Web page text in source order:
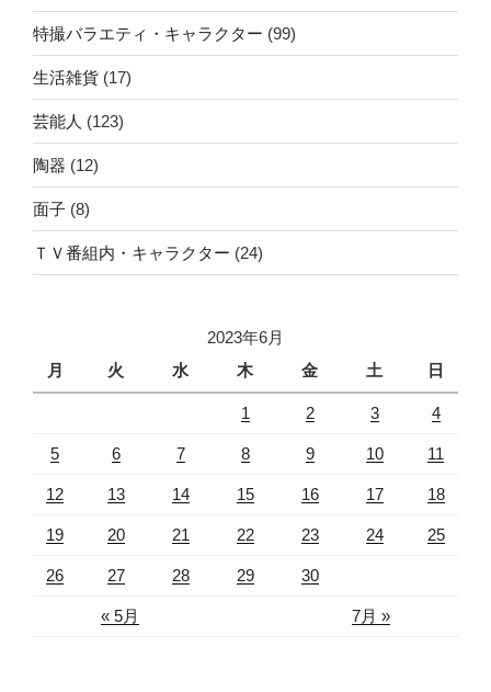
特撮バラエティ・キャラクター (99)
生活雑貨 (17)
芸能人 (123)
陶器 (12)
面子 (8)
ＴＶ番組内・キャラクター (24)
2023年6月
月
火 水 木 金 土 日
« 5月 7月 »
1 2 3 4
5 6 7 8 9 10 11
12 13 14 15 16 17 18
19 20 21 22 23 24 25
26 27 28 29 30